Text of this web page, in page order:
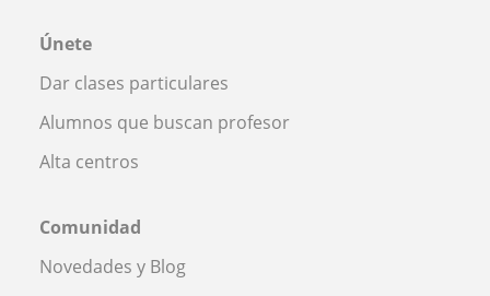
Únete
Dar clases particulares
Alumnos que buscan profesor
Alta centros
Comunidad
Novedades y Blog